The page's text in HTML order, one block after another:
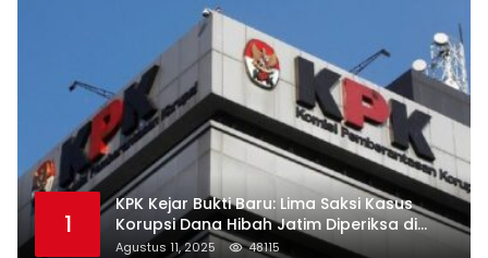
1
KPK Kejar Bukti Baru: Lima Saksi Kasus
Korupsi Dana Hibah Jatim Diperiksa di
Trenggalek
Agustus 11, 2025 48115